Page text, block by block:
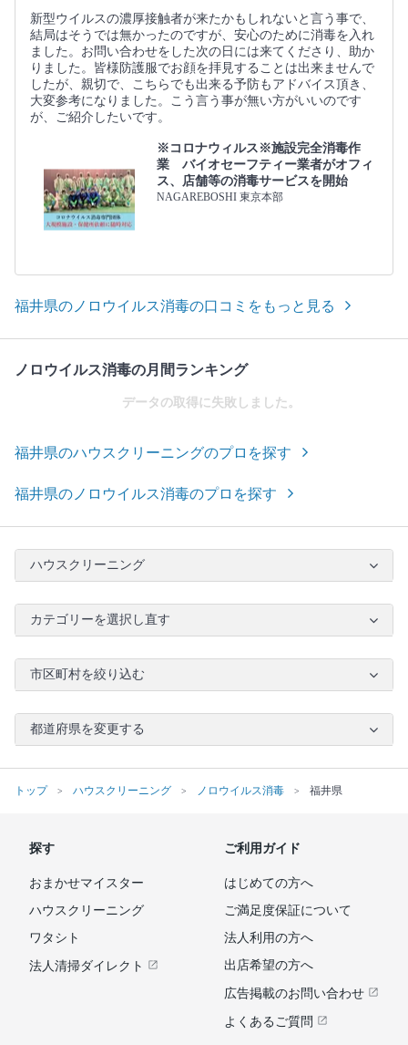
新型ウイルスの濃厚接触者が来たかもしれないと言う事で、
結局はそうでは無かったのですが、安心のために消毒を入れ
ました。お問い合わせをした次の日には来てくださり、助か
りました。皆様防護服でお顔を拝見することは出来ませんで
したが、親切で、こちらでも出来る予防もアドバイス頂き、
大変参考になりました。こう言う事が無い方がいいのです
が、ご紹介したいです。
※コロナウィルス※施設完全消毒作
業 バイオセーフティー業者がオフィ
ス、店舗等の消毒サービスを開始
NAGAREBOSHI 東京本部
福井県のノロウイルス消毒の口コミをもっと見る
ノロウイルス消毒の月間ランキング
データの取得に失敗しました。
福井県のハウスクリーニングのプロを探す
福井県のノロウイルス消毒のプロを探す
ハウスクリーニング
カテゴリーを選択し直す
市区町村を絞り込む
都道府県を変更する
トップ ハウスクリーニング ノロウイルス消毒 福井県
探す
おまかせマイスター
ハウスクリーニング
ワタシト
法人清掃ダイレクト
ご利用ガイド
はじめての方へ
ご満足度保証について
法人利用の方へ
出店希望の方へ
広告掲載のお問い合わせ
よくあるご質問